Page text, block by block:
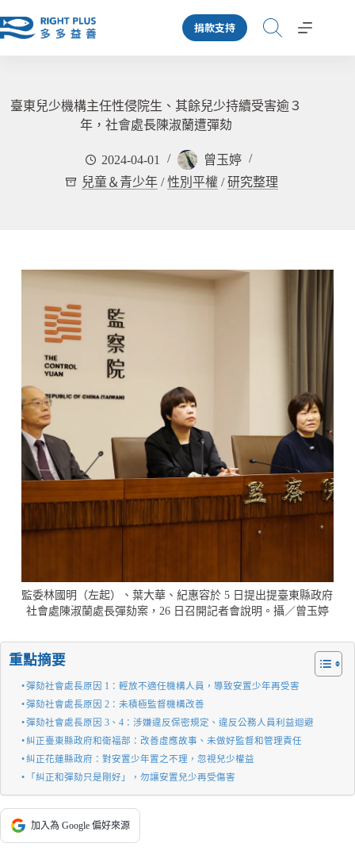
至
容
捐款支持
臺東兒少機構主任性侵院生、其餘兒少持續受害逾３
年，社會處長陳淑蘭遭彈劾
2024-04-01
曾玉婷
兒童＆青少年 /性別平權 /研究整理
監委林國明（左起）、葉大華、紀惠容於 5 日提出提臺東縣政府
社會處陳淑蘭處長彈劾案，26 日召開記者會說明。攝／曾玉婷
重點摘要
彈劾社會處長原因 1：輕放不適任機構人員，導致安置少年再受害
彈劾社會處長原因 2：未積極監督機構改善
彈劾社會處長原因 3、4：涉嫌違反保密規定、違反公務人員利益迴避
糾正臺東縣政府和衛福部：改善虛應故事、未做好監督和管理責任
糾正花蓮縣政府：對安置少年置之不理，忽視兒少權益
「糾正和彈劾只是剛好」，勿讓安置兒少再受傷害
加入為 Google 偏好來源